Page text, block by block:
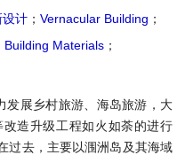
设计 ； Vernacular Building ；
Building Materials ；
发展乡村旅游、海岛旅游，大
造升级工程如火如荼的进行
过去，主要以涠洲岛及其海域